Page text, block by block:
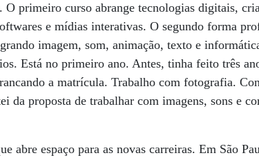
primeiro curso abrange tecnologias digitais,
e mídias interativas. O segundo forma
imagem, som, animação, texto e
Está no primeiro ano. Antes, tinha feito três
a matrícula. Trabalho com fotografia.
da proposta de trabalhar com imagens, sons e
abre espaço para as novas carreiras. Em São